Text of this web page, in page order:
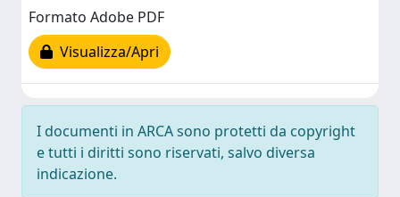
Formato Adobe PDF
Visualizza/Apri
I documenti in ARCA sono protetti da copyright
e tutti i diritti sono riservati, salvo diversa
indicazione.